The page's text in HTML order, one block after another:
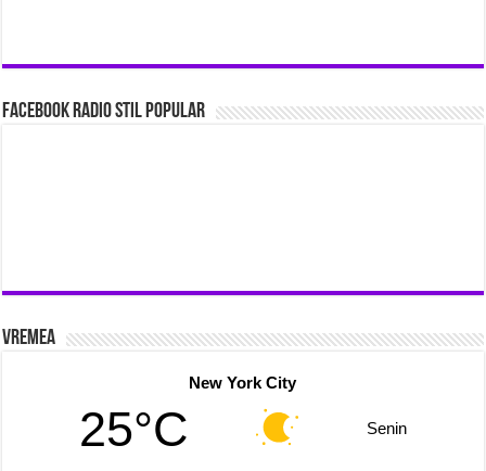
Facebook Radio Stil Popular
Vremea
New York City
25°C Senin